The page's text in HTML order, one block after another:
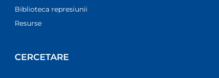
Biblioteca represiunii
Resurse
CERCETARE